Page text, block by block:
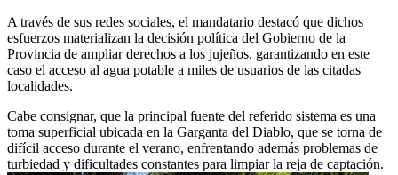
A través de sus redes sociales, el mandatario destacó que dichos
esfuerzos materializan la decisión política del Gobierno de la
Provincia de ampliar derechos a los jujeños, garantizando en este
caso el acceso al agua potable a miles de usuarios de las citadas
localidades.
Cabe consignar, que la principal fuente del referido sistema es una
toma superficial ubicada en la Garganta del Diablo, que se torna de
difícil acceso durante el verano, enfrentando además problemas de
turbiedad y dificultades constantes para limpiar la reja de captación.